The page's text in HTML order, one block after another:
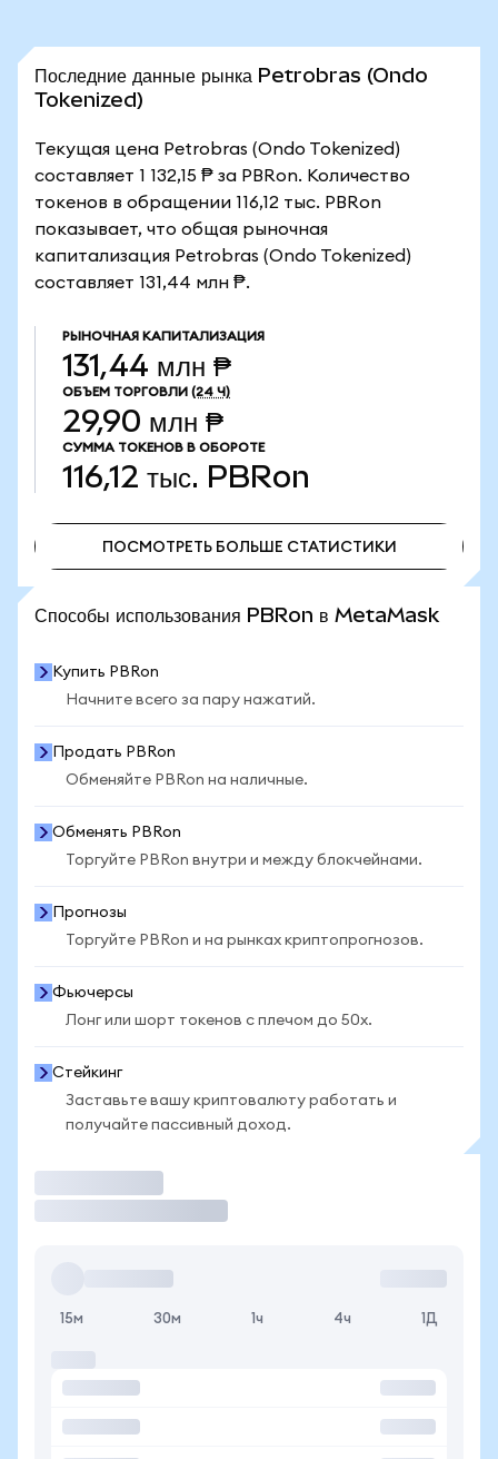
Последние данные рынка Petrobras (Ondo
Tokenized)
Текущая цена Petrobras (Ondo Tokenized)
составляет 1 132,15 ₱ за PBRon. Количество
токенов в обращении 116,12 тыс. PBRon
показывает, что общая рыночная
капитализация Petrobras (Ondo Tokenized)
составляет 131,44 млн ₱.
РЫНОЧНАЯ КАПИТАЛИЗАЦИЯ
131,44 млн ₱
ОБЪЕМ ТОРГОВЛИ (24 Ч)
29,90 млн ₱
СУММА ТОКЕНОВ В ОБОРОТЕ
116,12 тыс. PBRon
ПОСМОТРЕТЬ БОЛЬШЕ СТАТИСТИКИ
Способы использования PBRon в MetaMask
Купить PBRon
Начните всего за пару нажатий.
Продать PBRon
Обменяйте PBRon на наличные.
Обменять PBRon
Торгуйте PBRon внутри и между блокчейнами.
Прогнозы
Торгуйте PBRon и на рынках криптопрогнозов.
Фьючерсы
Лонг или шорт токенов с плечом до 50x.
Стейкинг
Заставьте вашу криптовалюту работать и
получайте пассивный доход.
15м 30м 1ч 4ч 1Д